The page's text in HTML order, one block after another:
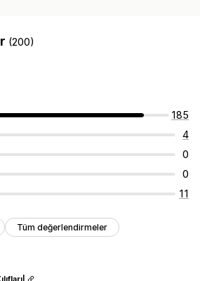
(200)
185
4
0
0
11
Tüm değerlendirmeler